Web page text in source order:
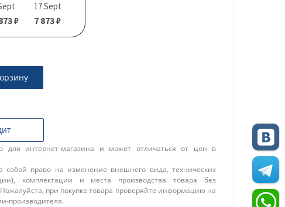
₽
17 Sept
7 873 ₽
для интернет-магазина и может отличаться от цен в
собой право на изменение внешнего вида, технических
комплектации и места производства товара без
при покупке товара проверяйте информацию на
производителя.